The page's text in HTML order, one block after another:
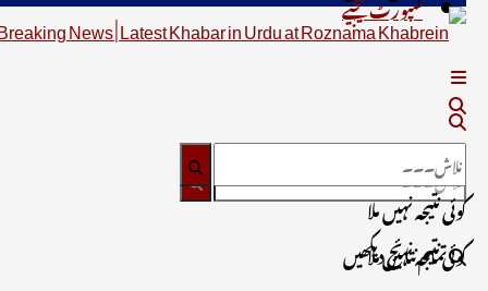
کوئی نتیجہ نہیں ملا
کوئی نتیجہ نہیں ملا
تمام نتائج دیکھیں